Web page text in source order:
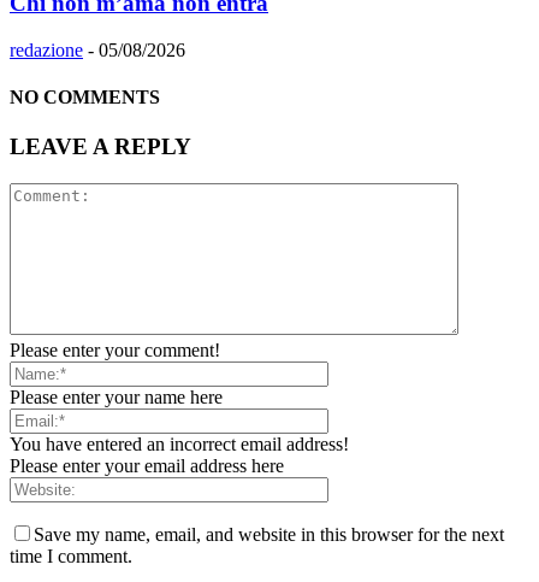
redazione - 05/08/2026
NO COMMENTS
LEAVE A REPLY
Please enter your comment!
Please enter your name here
You have entered an incorrect email address!
Please enter your email address here
Save my name, email, and website in this browser for the next
time I comment.